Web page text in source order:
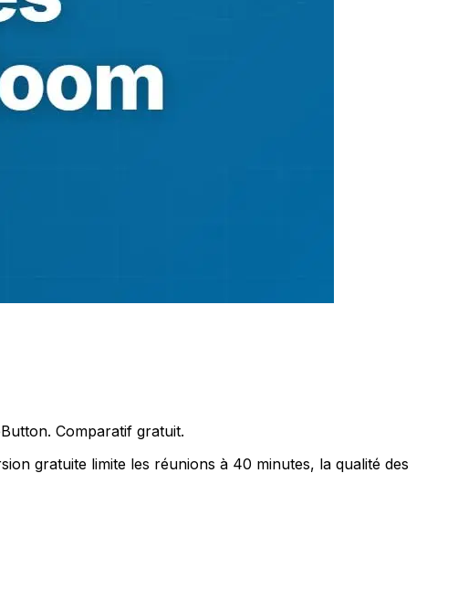
Comparatif gratuit.
gratuite limite les réunions à 40 minutes, la qualité des